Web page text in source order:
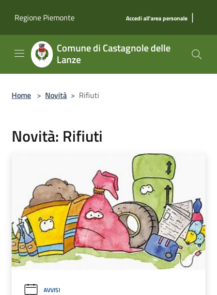
Regione Piemonte
Accedi all'area personale |
Comune di Castagnole delle
Lanze
Home > Novità > Rifiuti
Novità: Rifiuti
AVVISI